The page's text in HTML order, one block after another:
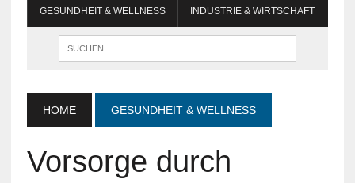
GESUNDHEIT & WELLNESS INDUSTRIE & WIRTSCHAFT
HOME GESUNDHEIT & WELLNESS
Vorsorge durch